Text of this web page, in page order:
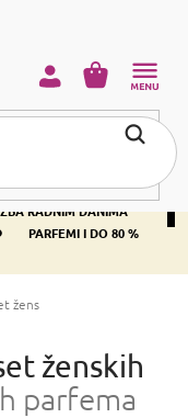
•
400+ SVJETSKI
RADNIM DANIMA
PARFEMI I DO 80 %
KOŠARICA
ženskih mirisa 2
ženskih
parfema